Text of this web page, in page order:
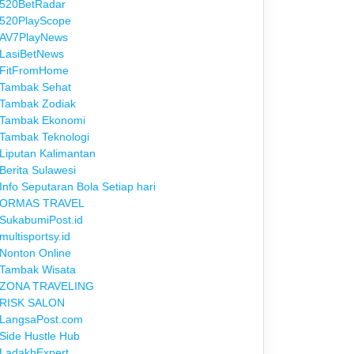
520BetRadar
520PlayScope
AV7PlayNews
LasiBetNews
FitFromHome
Tambak Sehat
Tambak Zodiak
Tambak Ekonomi
Tambak Teknologi
Liputan Kalimantan
Berita Sulawesi
Info Seputaran Bola Setiap hari
ORMAS TRAVEL
SukabumiPost.id
multisportsy.id
Nonton Online
Tambak Wisata
ZONA TRAVELING
RISK SALON
LangsaPost.com
Side Hustle Hub